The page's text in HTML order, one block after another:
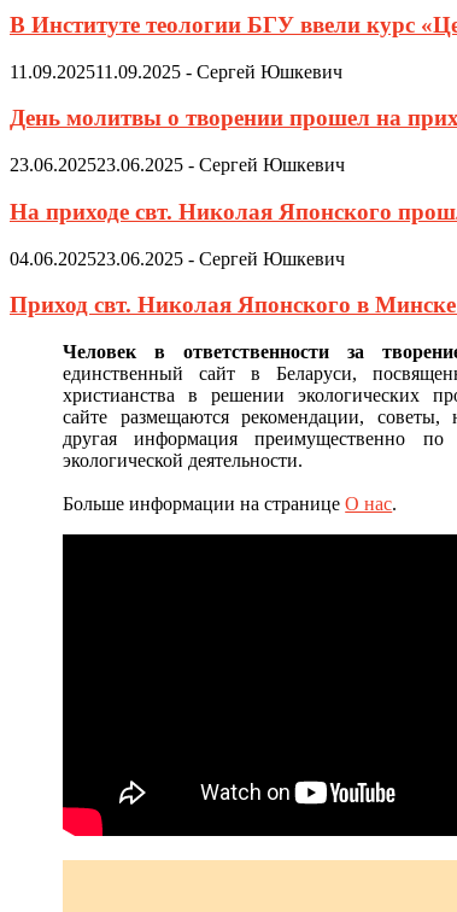
В Институте теологии БГУ ввели курс
11.09.202511.09.2025 - Сергей Юшкевич
День молитвы о творении прошел на
23.06.202523.06.2025 - Сергей Юшкевич
На приходе свт. Николая Японского
04.06.202523.06.2025 - Сергей Юшкевич
Приход свт. Николая Японского в
Человек в ответственности за
единственный сайт в Беларуси,
христианства в решении экологических
сайте размещаются рекомендации, советы,
другая информация преимущественно по
экологической деятельности.
Больше информации на страницеО нас.